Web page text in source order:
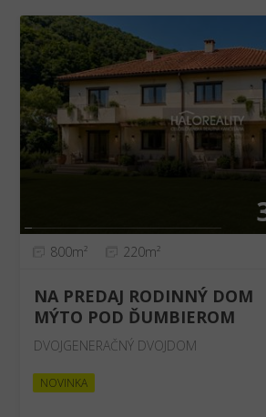
❮
800m² 220m²
NA PREDAJ RODINNÝ DOM
MÝTO POD ĎUMBIEROM
DVOJGENERAČNÝ DVOJDOM
NOVINKA